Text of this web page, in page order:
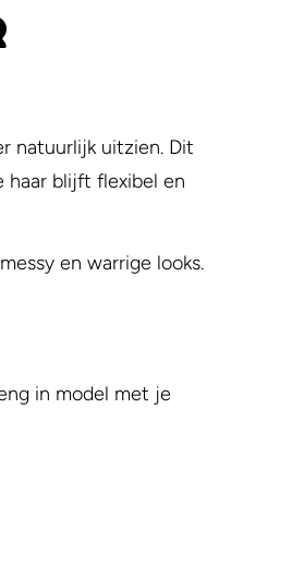
natuurlijk uitzien. Dit
haar blijft flexibel en
en warrige looks.
in model met je